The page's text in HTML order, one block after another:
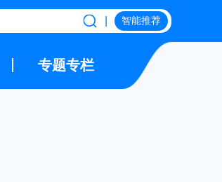
智能推荐
专题专栏